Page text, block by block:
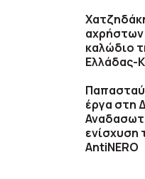
αχρήστων
καλώδιο
Ελλάδας-
έργα στη
ενίσχυση
AntiNERO